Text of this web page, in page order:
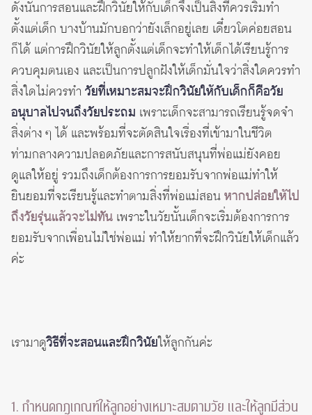
ดังนั้นการสอนและฝึกวินัยให้กับเด็กจึงเป็นสิ่งที่ควรเริ่มทำ
ตั้งแต่เด็ก บางบ้านมักบอกว่ายังเล็กอยู่เลย เดี๋ยวโตค่อยสอน
ก็ได้ แต่การฝึกวินัยให้ลูกตั้งแต่เด็กจะทำให้เด็กได้เรียนรู้การ
ควบคุมตนเอง และเป็นการปลูกฝังให้เด็กมั่นใจว่าสิ่งใดควรทำ
สิ่งใดไม่ควรทำ วัยที่เหมาะสมจะฝึกวินัยให้กับเด็กก็คือวัย
อนุบาลไปจนถึงวัยประถม เพราะเด็กจะสามารถเรียนรู้จดจำ
สิ่งต่าง ๆ ได้ และพร้อมที่จะตัดสินใจเรื่องที่เข้ามาในชีวิต
ท่ามกลางความปลอดภัยและการสนับสนุนที่พ่อแม่ยังคอย
ดูแลให้อยู่ รวมถึงเด็กต้องการการยอมรับจากพ่อแม่ทำให้
ยินยอมที่จะเรียนรู้และทำตามสิ่งที่พ่อแม่สอนหากปล่อยให้ไป
ถึงวัยรุ่นแล้วจะไม่ทัน เพราะในวัยนั้นเด็กจะเริ่มต้องการการ
ยอมรับจากเพื่อนไม่ใช่พ่อแม่ ทำให้ยากที่จะฝึกวินัยให้เด็กแล้ว
ค่ะ
เรามาดูวิธีที่จะสอนและฝึกวินัยให้ลูกกันค่ะ
1. กำหนดกฎเกณฑ์ให้ลูกอย่างเหมาะสมตามวัย และให้ลูกมีส่วน